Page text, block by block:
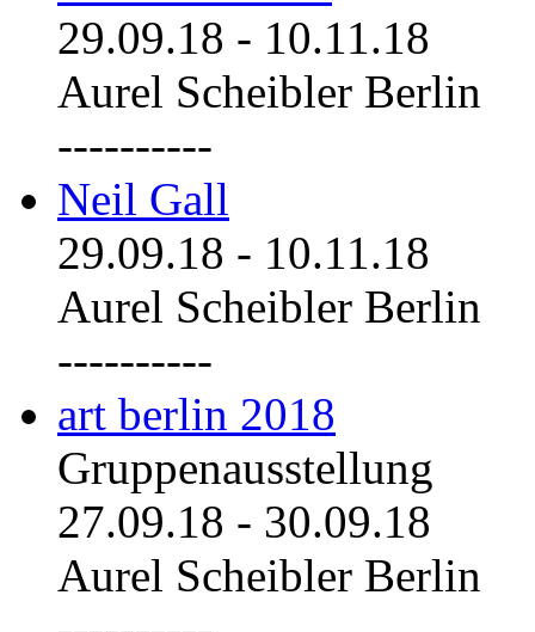
29.09.18 - 10.11.18
Aurel Scheibler Berlin
----------
Neil Gall
29.09.18 - 10.11.18
Aurel Scheibler Berlin
----------
art berlin 2018
Gruppenausstellung
27.09.18 - 30.09.18
Aurel Scheibler Berlin